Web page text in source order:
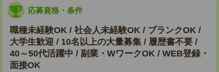
応募資格・条件
職種未経験OK / 社会人未経験OK / ブランクOK /
大学生歓迎 / 10名以上の大量募集 / 履歴書不要 /
40～50代活躍中 / 副業・WワークOK / WEB登録・
面接OK